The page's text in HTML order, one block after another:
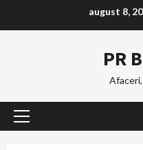
august 8,
PR
Primary